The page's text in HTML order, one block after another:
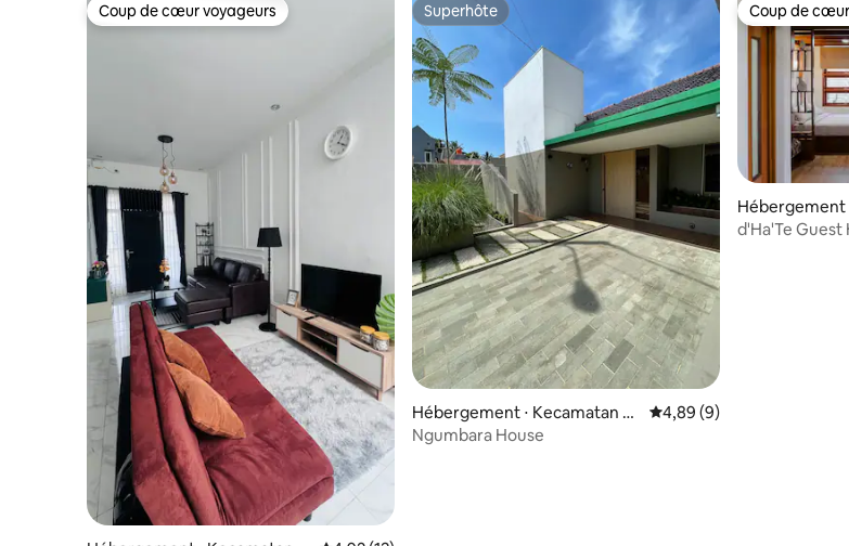
Coup de cœur voyageurs
Coup de cœur voyageurs Superhôte
Superhôte
Hébergement ⋅ Kecamatan M
angkubumi
Évaluation moyenne sur la
4,89 (9)
Ngumbara House
Coup de
Coup de
Hébergement
awang
d'Ha'Te Guest